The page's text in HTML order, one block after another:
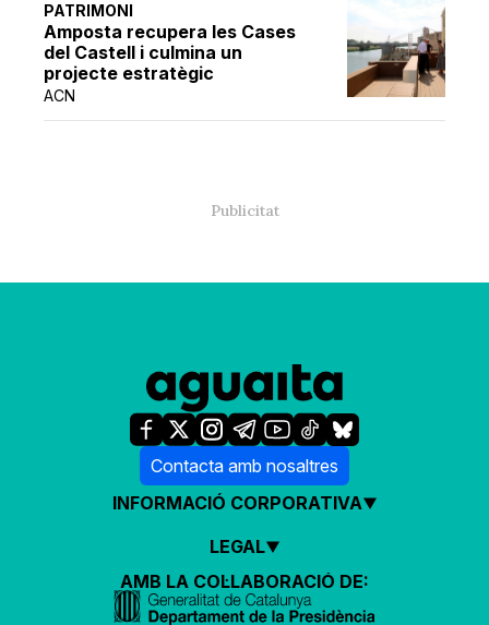
PATRIMONI
Amposta recupera les Cases
del Castell i culmina un
projecte estratègic
ACN
Contacta amb nosaltres
INFORMACIÓ CORPORATIVA
LEGAL
AMB LA COL·LABORACIÓ DE: